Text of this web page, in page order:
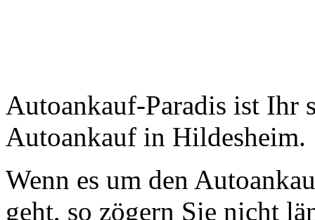
Autoankauf-Paradis ist Ihr
Autoankauf in Hildesheim.
Wenn es um den
geht, so zögern Sie nicht